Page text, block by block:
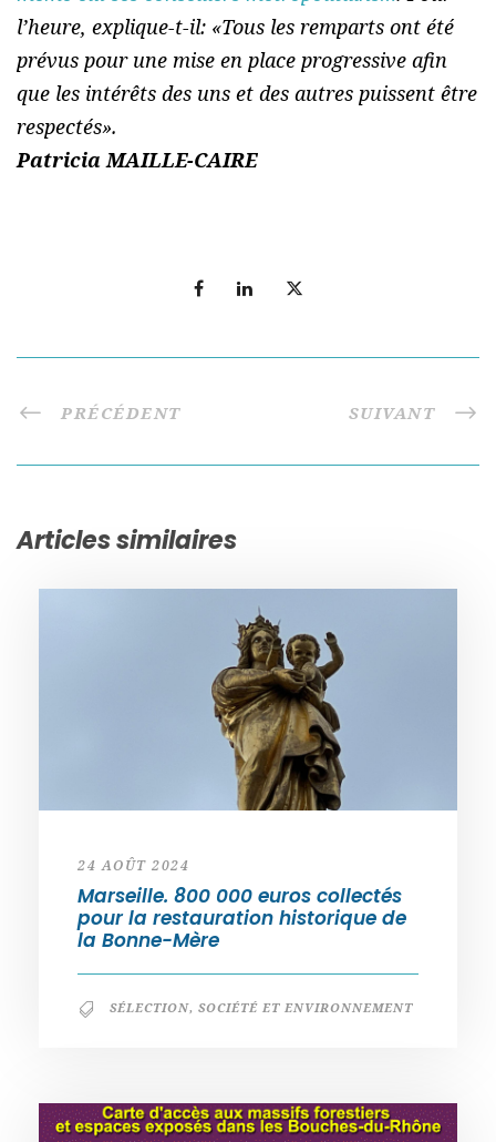
l’heure, explique-t-il: «Tous les remparts ont été
prévus pour une mise en place progressive afin
que les intérêts des uns et des autres puissent être
respectés».
Patricia MAILLE-CAIRE
PRÉCÉDENT SUIVANT
Articles similaires
24 AOÛT 2024
Marseille. 800 000 euros collectés
pour la restauration historique de
la Bonne-Mère
SÉLECTION, SOCIÉTÉ ET ENVIRONNEMENT